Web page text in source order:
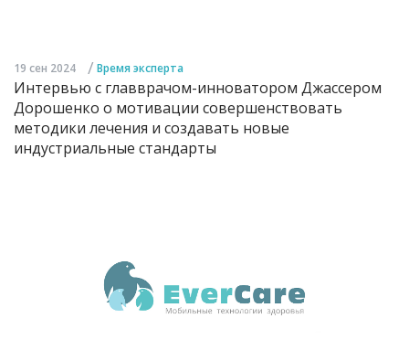
19 сен 2024 / Время эксперта
Интервью с главврачом-инноватором Джассером
Дорошенко о мотивации совершенствовать
методики лечения и создавать новые
индустриальные стандарты